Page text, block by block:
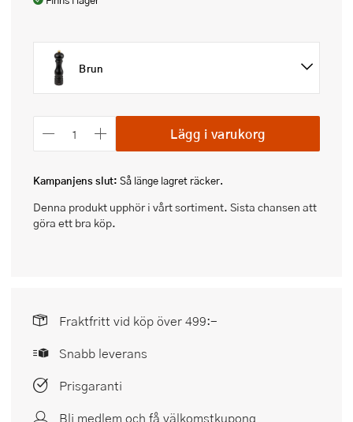
Brun
Lägg i varukorg
Kampanjens slut: Så länge lagret räcker.
Denna produkt upphör i vårt sortiment. Sista chansen att
göra ett bra köp.
Fraktfritt vid köp över 499:-
Snabb leverans
Prisgaranti
Bli medlem och få välkomstkupong